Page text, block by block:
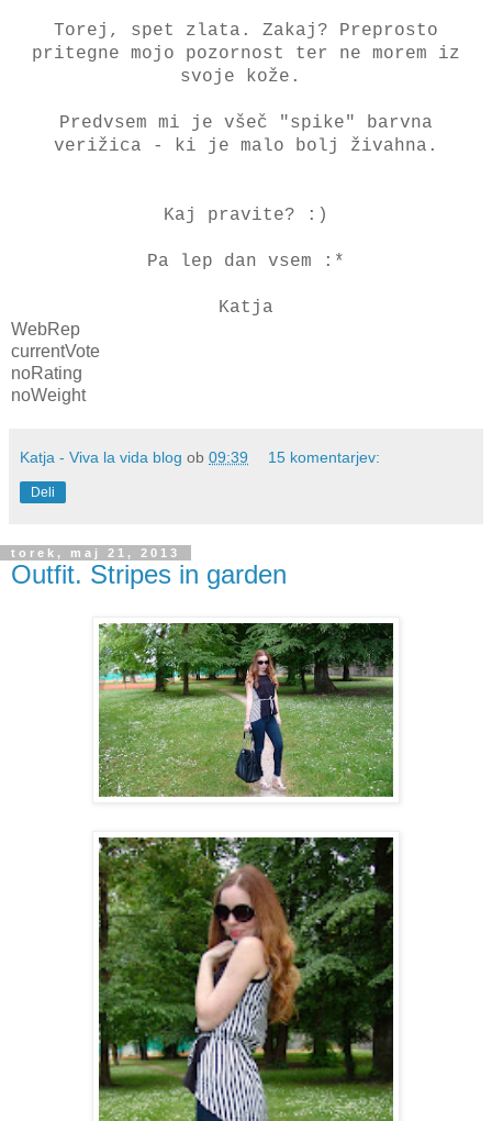
Torej, spet zlata. Zakaj? Preprosto
pritegne mojo pozornost ter ne morem iz
svoje kože.
Predvsem mi je všeč "spike" barvna
verižica - ki je malo bolj živahna.
Kaj pravite? :)
Pa lep dan vsem :*
Katja
WebRep
currentVote
noRating
noWeight
Katja - Viva la vida blog ob 09:39 15 komentarjev:
Deli
torek, maj 21, 2013
Outfit. Stripes in garden